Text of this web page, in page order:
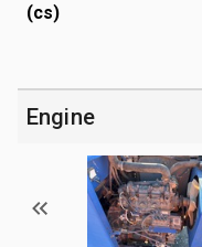
(cs)
Engine